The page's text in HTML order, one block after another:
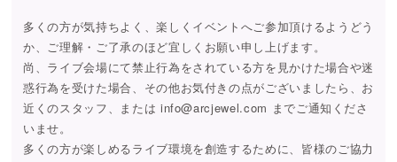
多くの方が気持ちよく、楽しくイベントへご参加頂けるようどう
か、ご理解・ご了承のほど宜しくお願い申し上げます。
尚、ライブ会場にて禁止行為をされている方を見かけた場合や迷
惑行為を受けた場合、その他お気付きの点がございましたら、お
近くのスタッフ、または info@arcjewel.com までご通知くださ
いませ。
多くの方が楽しめるライブ環境を創造するために、皆様のご協力